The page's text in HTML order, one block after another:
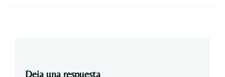
Deja una respuesta